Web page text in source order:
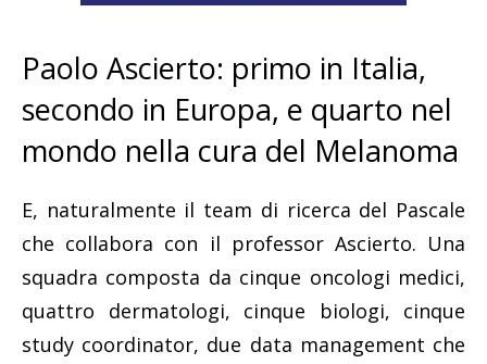
Paolo Ascierto: primo in Italia,
secondo in Europa, e quarto nel
mondo nella cura del Melanoma
E, naturalmente il team di ricerca del Pascale
che collabora con il professor Ascierto. Una
squadra composta da cinque oncologi medici,
quattro dermatologi, cinque biologi, cinque
study coordinator, due data management che